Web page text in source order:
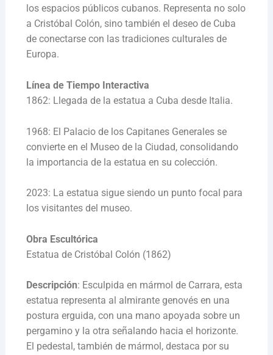
los espacios públicos cubanos. Representa no solo
a Cristóbal Colón, sino también el deseo de Cuba
de conectarse con las tradiciones culturales de
Europa.
Línea de Tiempo Interactiva
1862: Llegada de la estatua a Cuba desde Italia.
1968: El Palacio de los Capitanes Generales se
convierte en el Museo de la Ciudad, consolidando
la importancia de la estatua en su colección.
2023: La estatua sigue siendo un punto focal para
los visitantes del museo.
Obra Escultórica
Estatua de Cristóbal Colón (1862)
Descripción: Esculpida en mármol de Carrara, esta
estatua representa al almirante genovés en una
postura erguida, con una mano apoyada sobre un
pergamino y la otra señalando hacia el horizonte.
El pedestal, también de mármol, destaca por su